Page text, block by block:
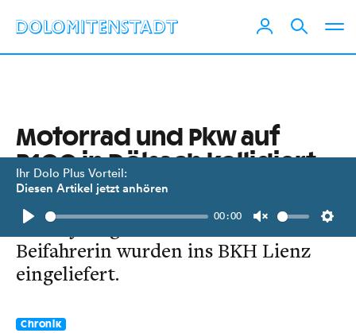
Ihr Dolo Plus Vorteil:
Diesen Artikel jetzt anhören
Play
00:00
Unmute
Motorrad und Pkw auf
B100 in Dölsach kollidiert
Beide Lenkerinnen sowie die
siebenjährige Tochter und
Beifahrerin wurden ins BKH Lienz
eingeliefert.
Chronik